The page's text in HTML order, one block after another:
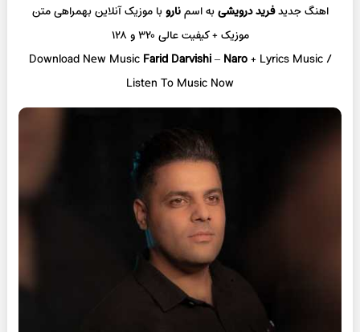
اهنگ جدیدفرید درویشیبه اسمناروبا موزیک آنلاینبهمراهی متن
موزیک + کیفیت عالی ۳۲۰ و ۱۲۸
Download New Music Farid Darvishi–Naro+ Lyrics Music /
Listen To Music Now